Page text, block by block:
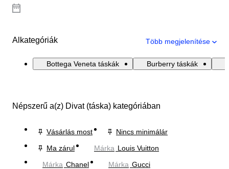
Alkategóriák Több megjelenítése
Bottega Veneta táskák Burberry táskák
Népszerű a(z) Divat (táska) kategóriában
Vásárlás most
Nincs minimálár
Ma zárul
Márka Louis Vuitton
Márka Chanel Márka Gucci